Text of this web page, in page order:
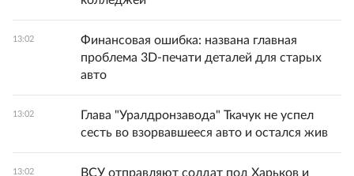
13:02
Финансовая ошибка: названа главная
проблема 3D-печати деталей для старых
авто
13:02
Глава "Уралдронзавода" Ткачук не успел
сесть во взорвавшееся авто и остался жив
13:02
ВСУ отправляют солдат под Харьков и